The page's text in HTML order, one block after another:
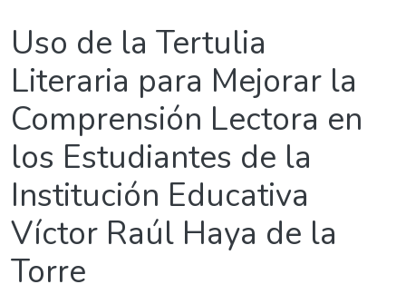
Uso de la Tertulia
Literaria para Mejorar la
Comprensión Lectora en
los Estudiantes de la
Institución Educativa
Víctor Raúl Haya de la
Torre